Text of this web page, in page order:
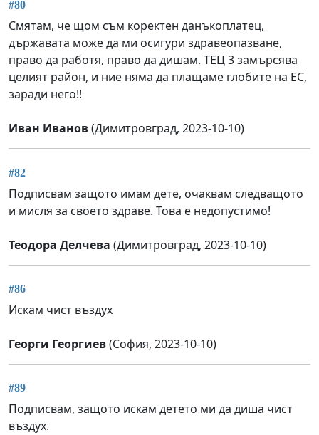
#80
Смятам, че щом съм коректен данъкоплатец,
държавата може да ми осигури здравеопазване,
право да работя, право да дишам. ТЕЦ 3 замърсява
целият район, и ние няма да плащаме глобите на ЕС,
заради него!!
Иван Иванов(Димитровград, 2023-10-10)
#82
Подписвам защото имам дете, очаквам следващото
и мисля за своето здраве. Това е недопустимо!
Теодора Делчева (Димитровград, 2023-10-10)
#86
Искам чист въздух
Георги Георгиев(София, 2023-10-10)
#89
Подписвам, защото искам детето ми да диша чист
въздух.